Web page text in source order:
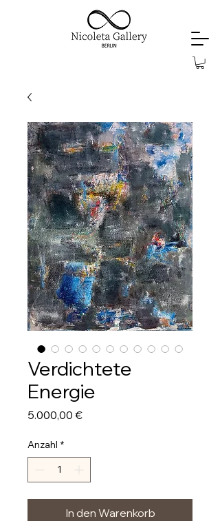
Verdichtete
Energie
5.000,00 €Preis
Anzahl *
In den Warenkorb